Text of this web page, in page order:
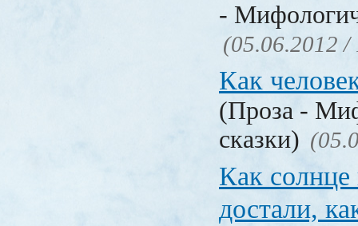
-
(05.06.2012 /
Как
(Проза -
сказки)
Как
достали,